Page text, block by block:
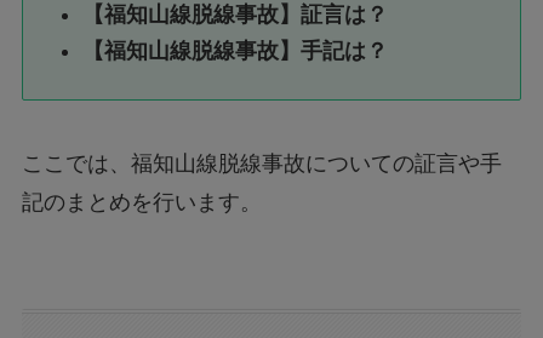
【福知山線脱線事故】証言は？
【福知山線脱線事故】手記は？
ここでは、福知山線脱線事故についての証言や手
記のまとめを行います。